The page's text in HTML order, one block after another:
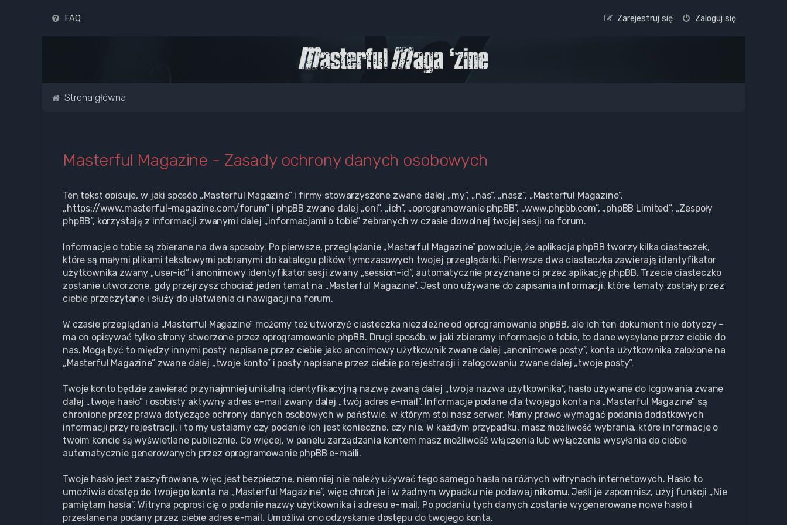
FAQ Zaloguj się
Zarejestruj się
Strona główna
Masterful Magazine - Zasady ochrony danych osobowych
Ten tekst opisuje, w jaki sposób „Masterful Magazine” i firmy stowarzyszone zwane dalej „my”, „nas”, „nasz”, „Masterful Magazine”,
„https://www.masterful-magazine.com/forum” i phpBB zwane dalej „oni”, „ich”, „oprogramowanie phpBB”, „www.phpbb.com”, „phpBB Limited”, „Zespoły
phpBB”, korzystają z informacji zwanymi dalej „informacjami o tobie” zebranych w czasie dowolnej twojej sesji na forum.
Informacje o tobie są zbierane na dwa sposoby. Po pierwsze, przeglądanie „Masterful Magazine” powoduje, że aplikacja phpBB tworzy kilka ciasteczek,
które są małymi plikami tekstowymi pobranymi do katalogu plików tymczasowych twojej przeglądarki. Pierwsze dwa ciasteczka zawierają identyfikator
użytkownika zwany „user-id” i anonimowy identyfikator sesji zwany „session-id”, automatycznie przyznane ci przez aplikację phpBB. Trzecie ciasteczko
zostanie utworzone, gdy przejrzysz chociaż jeden temat na „Masterful Magazine”. Jest ono używane do zapisania informacji, które tematy zostały przez
ciebie przeczytane i służy do ułatwienia ci nawigacji na forum.
W czasie przeglądania „Masterful Magazine” możemy też utworzyć ciasteczka niezależne od oprogramowania phpBB, ale ich ten dokument nie dotyczy –
ma on opisywać tylko strony stworzone przez oprogramowanie phpBB. Drugi sposób, w jaki zbieramy informacje o tobie, to dane wysyłane przez ciebie do
nas. Mogą być to między innymi posty napisane przez ciebie jako anonimowy użytkownik zwane dalej „anonimowe posty”, konta użytkownika założone na
„Masterful Magazine” zwane dalej „twoje konto” i posty napisane przez ciebie po rejestracji i zalogowaniu zwane dalej „twoje posty”.
Twoje konto będzie zawierać przynajmniej unikalną identyfikacyjną nazwę zwaną dalej „twoja nazwa użytkownika”, hasło używane do logowania zwane
dalej „twoje hasło” i osobisty aktywny adres e-mail zwany dalej „twój adres e-mail”. Informacje podane dla twojego konta na „Masterful Magazine” są
chronione przez prawa dotyczące ochrony danych osobowych w państwie, w którym stoi nasz serwer. Mamy prawo wymagać podania dodatkowych
informacji przy rejestracji, i to my ustalamy czy podanie ich jest konieczne, czy nie. W każdym przypadku, masz możliwość wybrania, które informacje o
twoim koncie są wyświetlane publicznie. Co więcej, w panelu zarządzania kontem masz możliwość włączenia lub wyłączenia wysyłania do ciebie
automatycznie generowanych przez oprogramowanie phpBB e-maili.
Twoje hasło jest zaszyfrowane, więc jest bezpieczne, niemniej nie należy używać tego samego hasła na różnych witrynach internetowych. Hasło to
umożliwia dostęp do twojego konta na „Masterful Magazine”, więc chroń je i w żadnym wypadku nie podawaj nikomu. Jeśli je zapomnisz, użyj funkcji „Nie
pamiętam hasła”. Witryna poprosi cię o podanie nazwy użytkownika i adresu e-mail. Po podaniu tych danych zostanie wygenerowane nowe hasło i
przesłane na podany przez ciebie adres e-mail. Umożliwi ono odzyskanie dostępu do twojego konta.